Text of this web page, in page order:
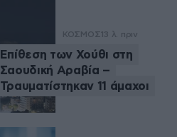
ΚΟΣΜΟΣ 13 λ. πριν
Επίθεση των Χούθι στη
Σαουδική Αραβία –
Τραυματίστηκαν 11 άμαχοι